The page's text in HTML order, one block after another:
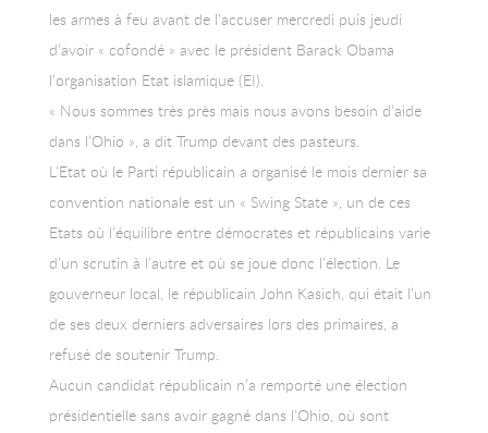
les armes à feu avant de l’accuser mercredi puis jeudi
d’avoir « cofondé » avec le président Barack Obama
l’organisation Etat islamique (EI).
« Nous sommes très près mais nous avons besoin d’aide
dans l’Ohio », a dit Trump devant des pasteurs.
L’Etat où le Parti républicain a organisé le mois dernier sa
convention nationale est un « Swing State », un de ces
Etats où l’équilibre entre démocrates et républicains varie
d’un scrutin à l’autre et où se joue donc l’élection. Le
gouverneur local, le républicain John Kasich, qui était l’un
de ses deux derniers adversaires lors des primaires, a
refusé de soutenir Trump.
Aucun candidat républicain n’a remporté une élection
présidentielle sans avoir gagné dans l’Ohio, où sont